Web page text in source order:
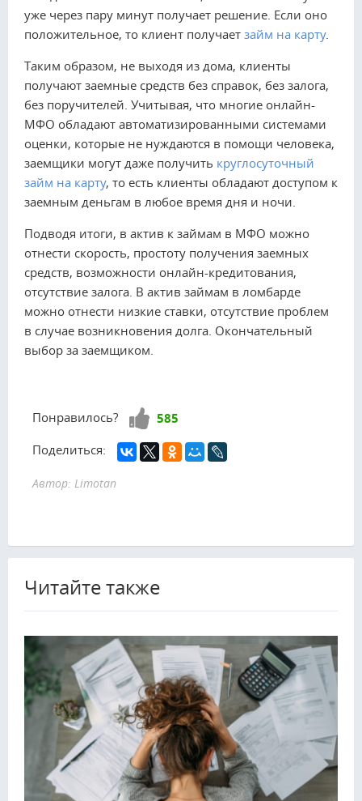
уже через пару минут получает решение. Если оно
положительное, то клиент получает займ на карту.
Таким образом, не выходя из дома, клиенты
получают заемные средств без справок, без залога,
без поручителей. Учитывая, что многие онлайн-
МФО обладают автоматизированными системами
оценки, которые не нуждаются в помощи человека,
заемщики могут даже получить круглосуточный
займ на карту, то есть клиенты обладают доступом к
заемным деньгам в любое время дня и ночи.
Подводя итоги, в актив к займам в МФО можно
отнести скорость, простоту получения заемных
средств, возможности онлайн-кредитования,
отсутствие залога. В актив займам в ломбарде
можно отнести низкие ставки, отсутствие проблем
в случае возникновения долга. Окончательный
выбор за заемщиком.
Понравилось? Нравится!
585
Поделиться:
Автор: Limotan
Читайте также